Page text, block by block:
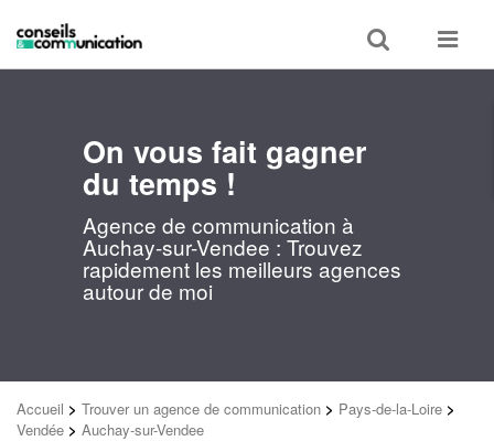
Toggle
search
Toggle
On vous fait gagner
du temps !
Agence de communication à
Auchay-sur-Vendee : Trouvez
rapidement les meilleurs agences
autour de moi
Accueil > Trouver un agence de communication > Pays-de-la-Loire >
Vendée > Auchay-sur-Vendee